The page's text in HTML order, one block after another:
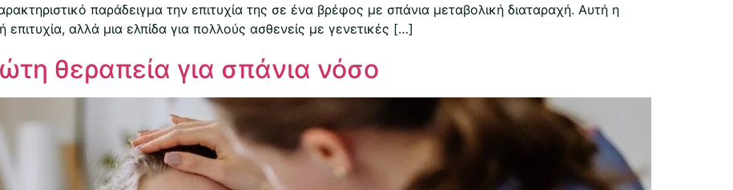
παράδειγμα την επιτυχία της σε ένα βρέφος με σπάνια μεταβολική διαταραχή. Αυτή η
αλλά μια ελπίδα για πολλούς ασθενείς με γενετικές […]
θεραπεία για σπάνια νόσο